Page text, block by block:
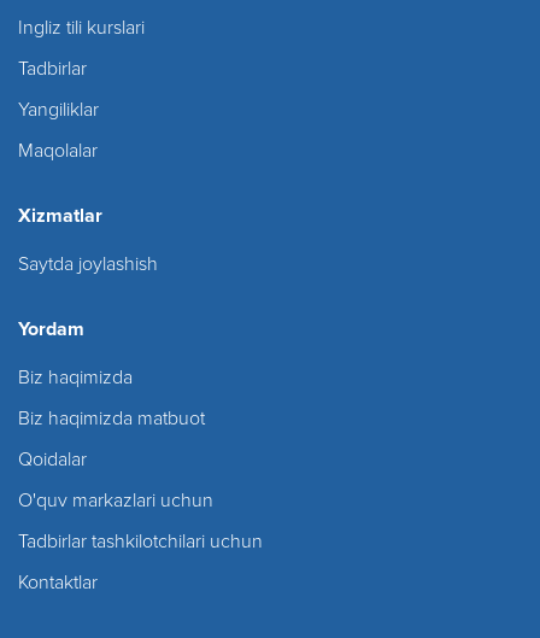
Ingliz tili kurslari
Tadbirlar
Yangiliklar
Maqolalar
Xizmatlar
Saytda joylashish
Yordam
Biz haqimizda
Biz haqimizda matbuot
Qoidalar
O'quv markazlari uchun
Tadbirlar tashkilotchilari uchun
Kontaktlar